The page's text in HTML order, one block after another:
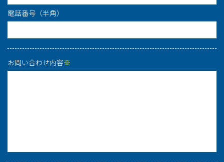
電話番号（半角）
お問い合わせ内容※